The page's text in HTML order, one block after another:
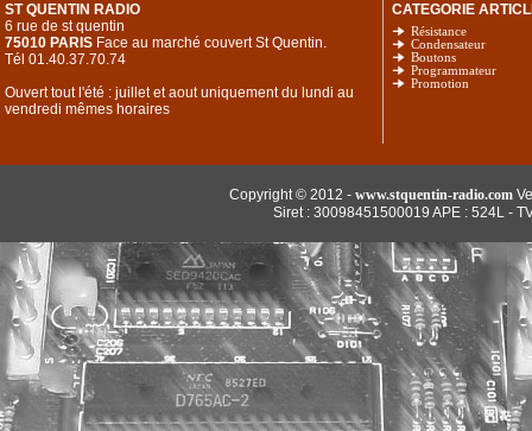
ST QUENTIN RADIO
6 rue de st quentin
75010 PARIS Face au marché couvert St Quentin.
Tél 01.40.37.70.74
Ouvert tout l'été : juillet et aout uniquement du lundi au
vendredi mêmes horaires
CATEGORIE
Résistance
Condensateur
Boutons
Programmateur
Promotion
Copyright © 2012 - www.stquentin-radio.com
Siret : 30098451500019 APE : 524L -